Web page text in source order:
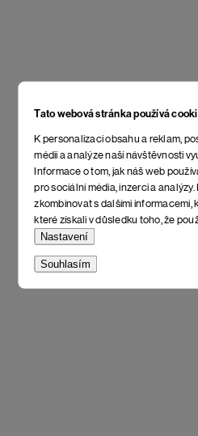
Tato webová stránka používá
K personalizaci obsahu a reklam,
médií a analýze naší návštěvnosti
Informace o tom, jak náš web
pro sociální média, inzerci a
zkombinovat s dalšími informacemi,
které získali v důsledku toho, že
Nastavení
Souhlasím